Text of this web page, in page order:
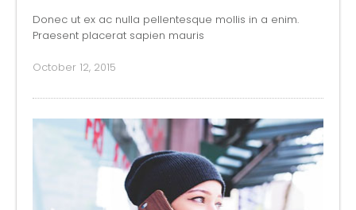
Donec ut ex ac nulla pellentesque mollis in a enim.
Praesent placerat sapien mauris
October 12, 2015